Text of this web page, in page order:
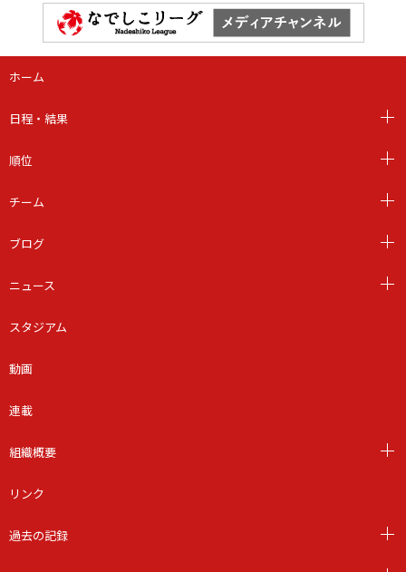
ホーム
日程・結果
順位
チーム
ブログ
ニュース
スタジアム
動画
連載
組織概要
リンク
過去の記録